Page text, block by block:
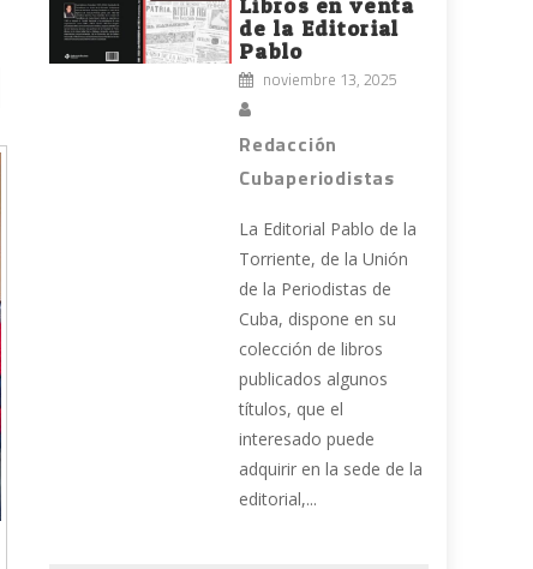
Libros en venta
de la Editorial
Pablo
noviembre 13, 2025
Redacción
Cubaperiodistas
La Editorial Pablo de la
Torriente, de la Unión
de la Periodistas de
Cuba, dispone en su
colección de libros
publicados algunos
títulos, que el
interesado puede
adquirir en la sede de la
editorial,...